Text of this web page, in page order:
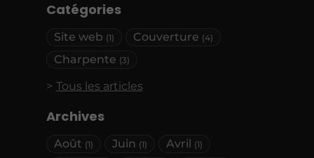
Catégories
Site web (1) Couverture (4)
Charpente (3)
Tous les articles
Archives
Août (1) Juin (1) Avril (1)